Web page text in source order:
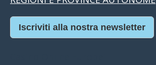
Iscriviti alla nostra newsletter